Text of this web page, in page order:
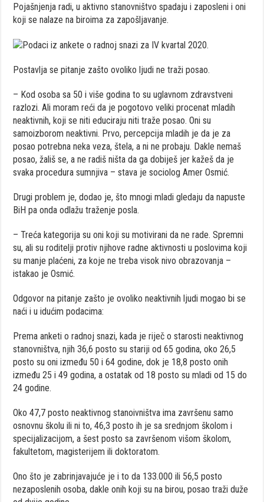
Pojašnjenja radi, u aktivno stanovništvo spadaju i zaposleni i oni
koji se nalaze na biroima za zapošljavanje.
Postavlja se pitanje zašto ovoliko ljudi ne traži posao.
– Kod osoba sa 50 i više godina to su uglavnom zdravstveni
razlozi. Ali moram reći da je pogotovo veliki procenat mladih
neaktivnih, koji se niti educiraju niti traže posao. Oni su
samoizborom neaktivni. Prvo, percepcija mladih je da je za
posao potrebna neka veza, štela, a ni ne probaju. Dakle nemaš
posao, žališ se, a ne radiš ništa da ga dobiješ jer kažeš da je
svaka procedura sumnjiva – stava je sociolog Amer Osmić.
Drugi problem je, dodao je, što mnogi mladi gledaju da napuste
BiH pa onda odlažu traženje posla.
– Treća kategorija su oni koji su motivirani da ne rade. Spremni
su, ali su roditelji protiv njihove radne aktivnosti u poslovima koji
su manje plaćeni, za koje ne treba visok nivo obrazovanja –
istakao je Osmić.
Odgovor na pitanje zašto je ovoliko neaktivnih ljudi mogao bi se
naći i u idućim podacima:
Prema anketi o radnoj snazi, kada je riječ o starosti neaktivnog
stanovništva, njih 36,6 posto su stariji od 65 godina, oko 26,5
posto su oni između 50 i 64 godine, dok je 18,8 posto onih
između 25 i 49 godina, a ostatak od 18 posto su mladi od 15 do
24 godine.
Oko 47,7 posto neaktivnog stanoivništva ima završenu samo
osnovnu školu ili ni to, 46,3 posto ih je sa srednjom školom i
specijalizacijom, a šest posto sa završenom višom školom,
fakultetom, magisterijem ili doktoratom.
Ono što je zabrinjavajuće je i to da 133.000 ili 56,5 posto
nezaposlenih osoba, dakle onih koji su na birou, posao traži duže